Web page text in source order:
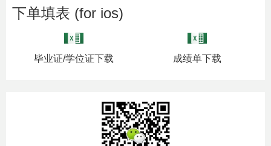
下单填表 (for ios)
毕业证/学位证下载 成绩单下载